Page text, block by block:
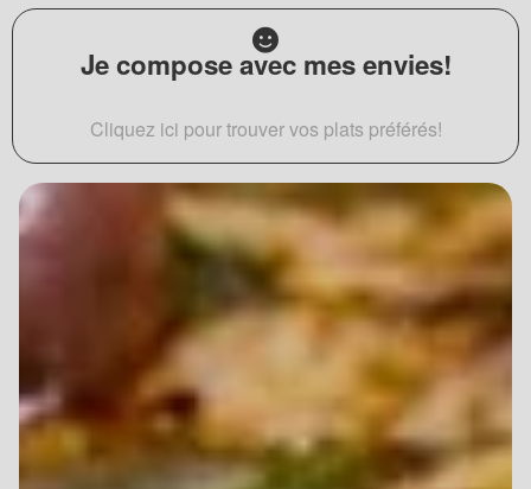
Je compose avec mes envies!
Cliquez ici pour trouver vos plats préférés!